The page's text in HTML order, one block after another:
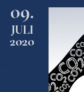
09.
JULI
2020